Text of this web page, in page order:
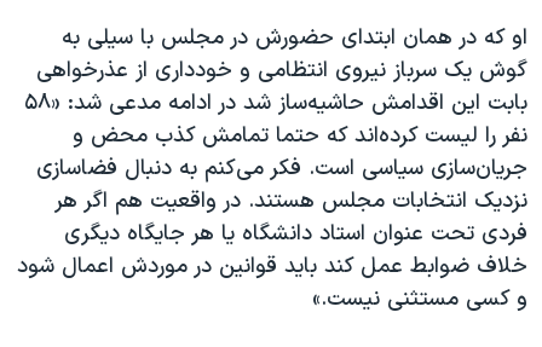
همایش محافظه‌کاران آمریکا «سی‌پک»
صفحه‌های ویژه
سفر پرزیدنت ترامپ به چین
او که در همان ابتدای حضورش در مجلس با سیلی به
گوش یک سرباز نیروی انتظامی و خودداری از عذرخواهی
بابت این اقدامش حاشیه‌ساز شد در ادامه مدعی شد: «۵۸
نفر را لیست کرده‌اند که حتما تمامش کذب محض و
جریان‌سازی سیاسی است. فکر می‌کنم به دنبال فضاسازی
نزدیک انتخابات مجلس هستند. در واقعیت هم اگر هر
فردی تحت عنوان استاد دانشگاه یا هر جایگاه دیگری
خلاف ضوابط عمل کند باید قوانین در موردش اعمال شود
و کسی مستثنی نیست.»